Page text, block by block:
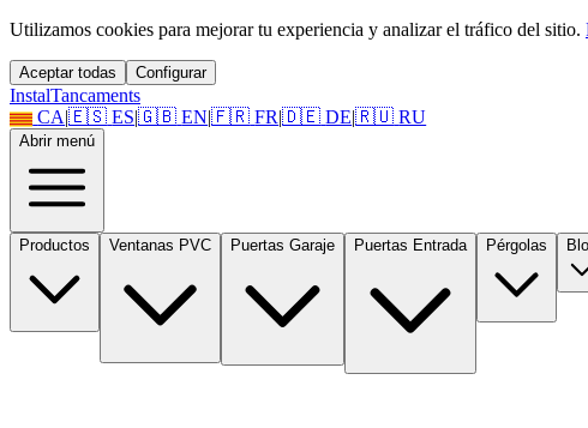
Utilizamos cookies para mejorar tu experiencia y analizar el tráfico del sitio.
Aceptar todas Configurar
InstalTancaments
CA|🇪🇸 ES|🇬🇧 EN|🇫🇷 FR|🇩🇪 DE|🇷🇺 RU
Abrir menú
Productos Ventanas PVC Puertas Garaje Puertas Entrada Pérgolas